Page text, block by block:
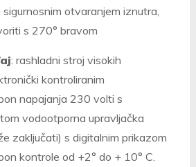
otvaranjem iznutra,
s 270° bravom
: rashladni stroj visokih
kontroliranim
napajanja 230 volti s
vodootporna upravljačka
zaključati) s digitalnim prikazom
kontrole od +2° do + 10° C.